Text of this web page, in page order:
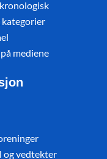
kategorier
mediene
og vedtekter